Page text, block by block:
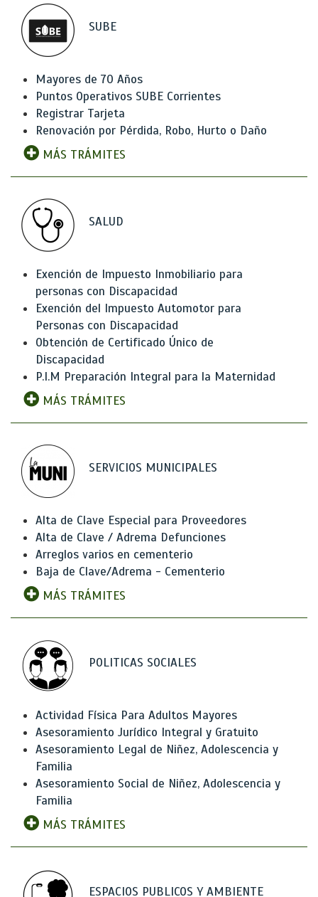
SUBE
Mayores de 70 Años
Puntos Operativos SUBE Corrientes
Registrar Tarjeta
Renovación por Pérdida, Robo, Hurto o Daño
MÁS TRÁMITES
SALUD
Exención de Impuesto Inmobiliario para
personas con Discapacidad
Exención del Impuesto Automotor para
Personas con Discapacidad
Obtención de Certificado Único de
Discapacidad
P.I.M Preparación Integral para la Maternidad
MÁS TRÁMITES
SERVICIOS MUNICIPALES
Alta de Clave Especial para Proveedores
Alta de Clave / Adrema Defunciones
Arreglos varios en cementerio
Baja de Clave/Adrema - Cementerio
MÁS TRÁMITES
POLITICAS SOCIALES
Actividad Física Para Adultos Mayores
Asesoramiento Jurídico Integral y Gratuito
Asesoramiento Legal de Niñez, Adolescencia y
Familia
Asesoramiento Social de Niñez, Adolescencia y
Familia
MÁS TRÁMITES
ESPACIOS PUBLICOS Y AMBIENTE